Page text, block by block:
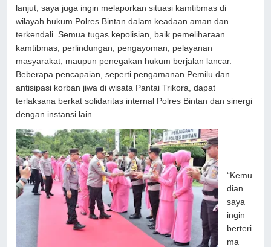
lanjut, saya juga ingin melaporkan situasi kamtibmas di
wilayah hukum Polres Bintan dalam keadaan aman dan
terkendali. Semua tugas kepolisian, baik pemeliharaan
kamtibmas, perlindungan, pengayoman, pelayanan
masyarakat, maupun penegakan hukum berjalan lancar.
Beberapa pencapaian, seperti pengamanan Pemilu dan
antisipasi korban jiwa di wisata Pantai Trikora, dapat
terlaksana berkat solidaritas internal Polres Bintan dan sinergi
dengan instansi lain.
“Kemu
dian
saya
ingin
berteri
ma